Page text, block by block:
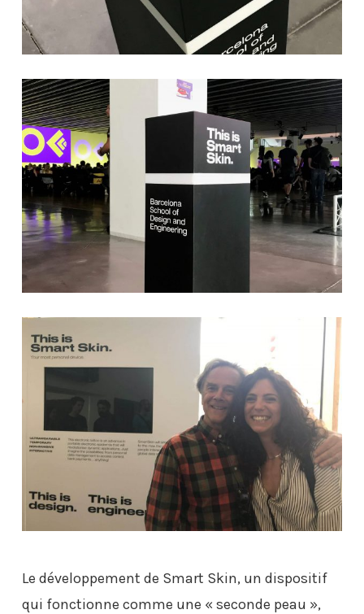
Le développement de Smart Skin, un dispositif
qui fonctionne comme une « seconde peau »,